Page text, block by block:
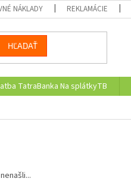
NÁKLADY REKLAMÁCIE
HĽADAŤ
TatraBanka Na splátkyTB